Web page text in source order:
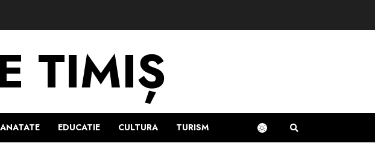
TIMIȘ
EDUCATIE CULTURA TURISM